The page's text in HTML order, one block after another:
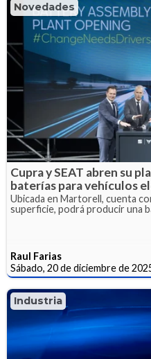
Novedades
Cupra y SEAT abren su
baterías para vehículos
Ubicada en Martorell, cuenta
superficie, podrá producir una
Raul Farias
Sábado, 20 de diciembre de
Industria